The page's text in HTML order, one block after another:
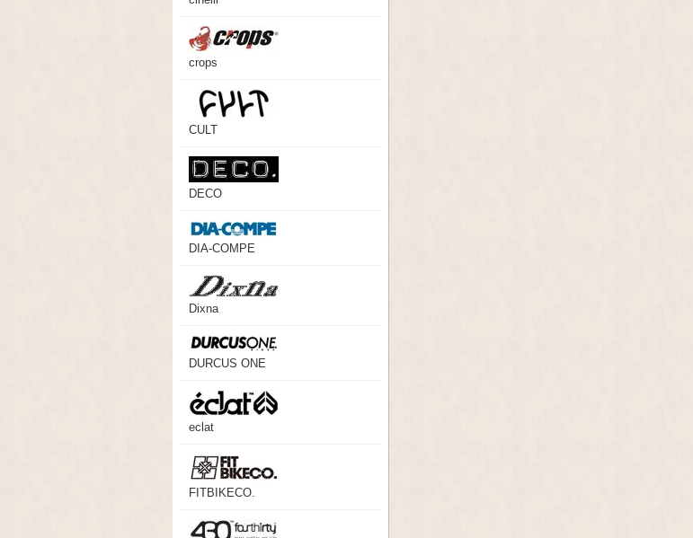
crops
CULT
DECO
DIA-COMPE
Dixna
DURCUS ONE
eclat
FITBIKECO.